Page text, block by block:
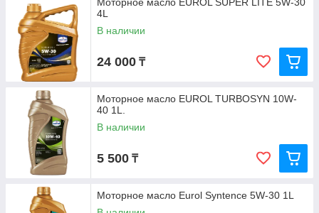
4L
В наличии
24 000 ₸
Моторное масло EUROL TURBOSYN 10W-
40 1L.
В наличии
5 500 ₸
Моторное масло Eurol Syntence 5W-30 1L